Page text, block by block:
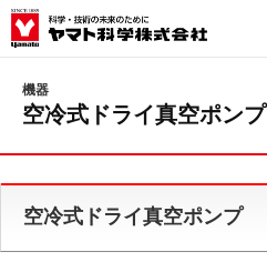
機器
空冷式ドライ真空ポンプ
空冷式ドライ真空ポンプ